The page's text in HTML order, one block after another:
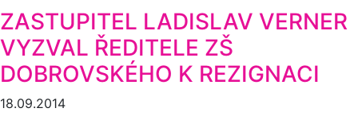
ZASTUPITEL LADISLAV VERNER
VYZVAL ŘEDITELE ZŠ
DOBROVSKÉHO K REZIGNACI
18.09.2014